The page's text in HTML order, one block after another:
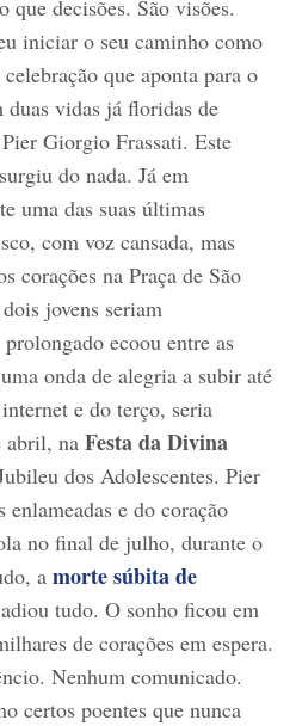
que decisões. São visões.
iniciar o seu caminho como
que aponta para o
duas vidas já floridas de
Giorgio Frassati. Este
do nada. Já em
uma das suas últimas
com voz cansada, mas
corações na Praça de São
jovens seriam
ecoou entre as
onda de alegria a subir até
e do terço, seria
abril, na Festa da Divina
dos Adolescentes. Pier
e do coração
no final de julho, durante o
a morte súbita de
tudo. O sonho ficou em
de corações em espera.
Nenhum comunicado.
certos poentes que nunca